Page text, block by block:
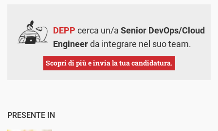
DEPP cerca un/a Senior DevOps/Cloud
Engineerda integrare nel suo team.
Scopri di più e invia la tua candidatura.
PRESENTE IN